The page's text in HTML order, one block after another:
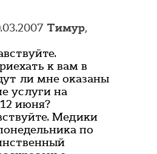
Тимур,
к вам в
ли мне оказаны
услуги на
июня?
Медики
по